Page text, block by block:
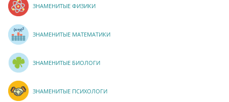
ЗНАМЕНИТЫЕ ФИЗИКИ
ЗНАМЕНИТЫЕ МАТЕМАТИКИ
ЗНАМЕНИТЫЕ БИОЛОГИ
ЗНАМЕНИТЫЕ ПСИХОЛОГИ